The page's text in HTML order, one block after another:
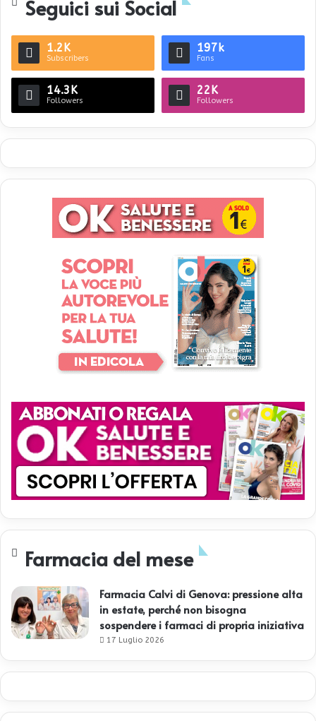
Seguici sui Social
1.2K
Subscribers
197k
Fans
14.3K
Followers
22K
Followers
Farmacia del mese
Farmacia Calvi di Genova: pressione alta
in estate, perché non bisogna
sospendere i farmaci di propria iniziativa
17 Luglio 2026